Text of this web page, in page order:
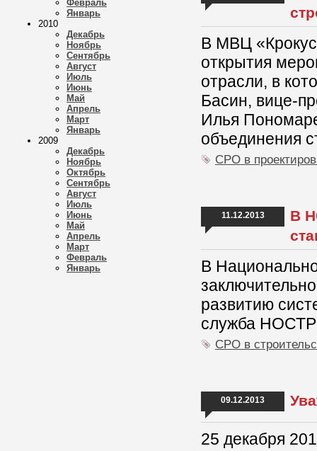
Февраль
Январь
2010
Декабрь
Ноябрь
Сентябрь
Август
Июль
Июнь
Май
Апрель
Март
Январь
2009
Декабрь
Ноябрь
Октябрь
Сентябрь
Август
Июль
Июнь
Май
Апрель
Март
Февраль
Январь
В МВЦ
открытия
отрасли, в
Басин, вице-
Илья
объединения
СРО в
11.12.2013
В
В
развитию
служба
СРО в
09.12.2013
25 декабря